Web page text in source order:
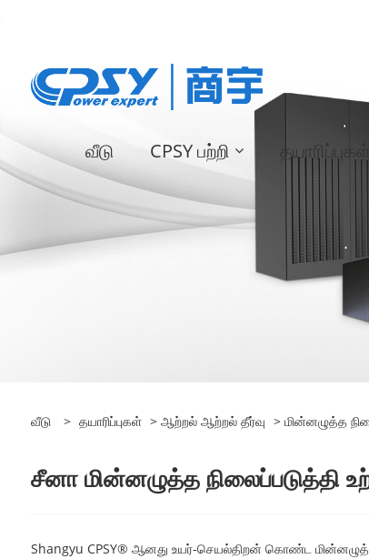
வீடு CPSY பற்றி தயாரிப்புகள்
வீடு > தயாரிப்புகள் > ஆற்றல் ஆற்றல் தீர்வு > மின்னழுத்த
சீனா மின்னழுத்த
Shangyu CPSY® ஆனது உயர்-செயல்திறன் கொண்ட மின்னழுத்த